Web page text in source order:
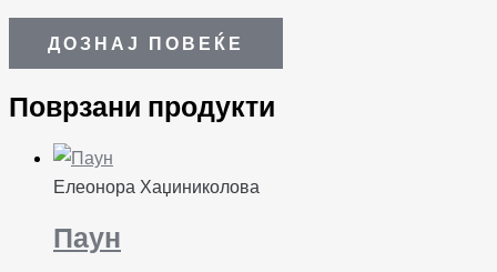
ДОЗНАЈ ПОВЕЌЕ
Поврзани продукти
Елеонора Хаџиниколова
Паун